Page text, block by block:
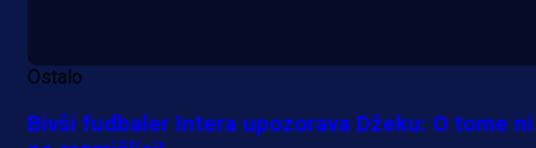
Ostalo
Bivši fudbaler Intera upozorava Džeku: O tome ni